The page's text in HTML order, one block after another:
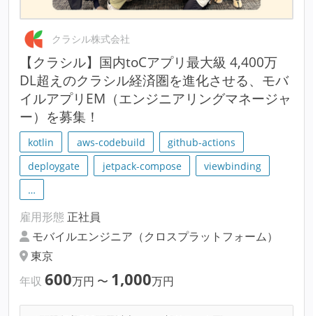
クラシル株式会社
【クラシル】国内toCアプリ最大級 4,400万
DL超えのクラシル経済圏を進化させる、モバ
イルアプリEM（エンジニアリングマネージャ
ー）を募集！
kotlin aws-codebuild
github-actions
deploygate
jetpack-compose
viewbinding
…
雇用形態 正社員
モバイルエンジニア（クロスプラットフォーム）
東京
年収 600万円 〜 1,000万円